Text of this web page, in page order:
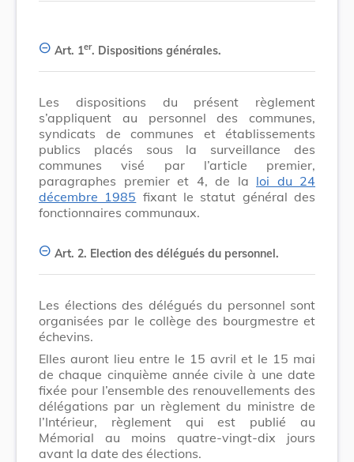
Art. 1er. Dispositions générales.
Les dispositions du présent règlement
s’appliquent au personnel des communes,
syndicats de communes et établissements
publics placés sous la surveillance des
communes visé par l’article premier,
paragraphes premier et 4, de la loi du 24
décembre 1985 fixant le statut général des
fonctionnaires communaux.
Art. 2. Election des délégués du personnel.
Les élections des délégués du personnel sont
organisées par le collège des bourgmestre et
échevins.
Elles auront lieu entre le 15 avril et le 15 mai
de chaque cinquième année civile à une date
fixée pour l’ensemble des renouvellements des
délégations par un règlement du ministre de
l’Intérieur, règlement qui est publié au
Mémorial au moins quatre-vingt-dix jours
avant la date des élections.